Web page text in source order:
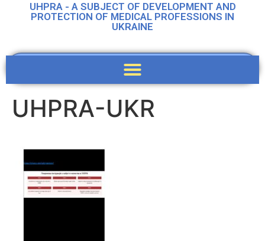
UHPRA - A SUBJECT OF DEVELOPMENT AND
PROTECTION OF MEDICAL PROFESSIONS IN
UKRAINE
UHPRA-UKR